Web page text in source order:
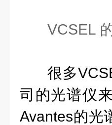
VCSEL
很多
司的光谱仪
Avantes的光